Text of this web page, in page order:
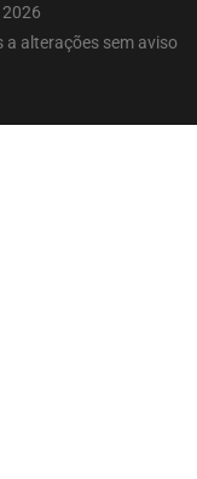
a alterações sem aviso